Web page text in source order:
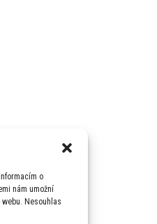
o
nám umožní
Nesouhlas